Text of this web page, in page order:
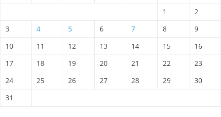
1
2
3
4 5 6 7 8
9
10
11 12 13 14 15
16
17
18 19 20 21 22
23
24
25 26 27 28 29
30
31